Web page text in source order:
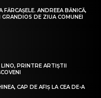
FĂRCAȘELE. ANDREEA BĂNICĂ,
DE ZIUA COMUNEI
PRINTRE ARTIȘTII
CAP DE AFIȘ LA CEA DE-A